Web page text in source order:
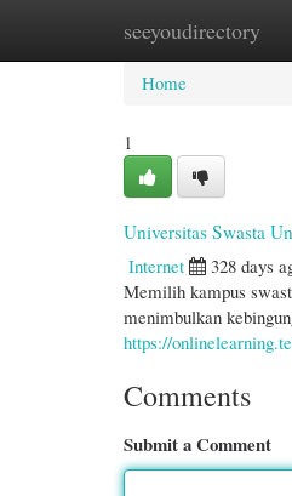
seeyoudirectory
Home New
Home
1
Universitas Swasta
Internet
328 days
Memilih kampus
menimbulkan
https://
Comments
Submit a Comment